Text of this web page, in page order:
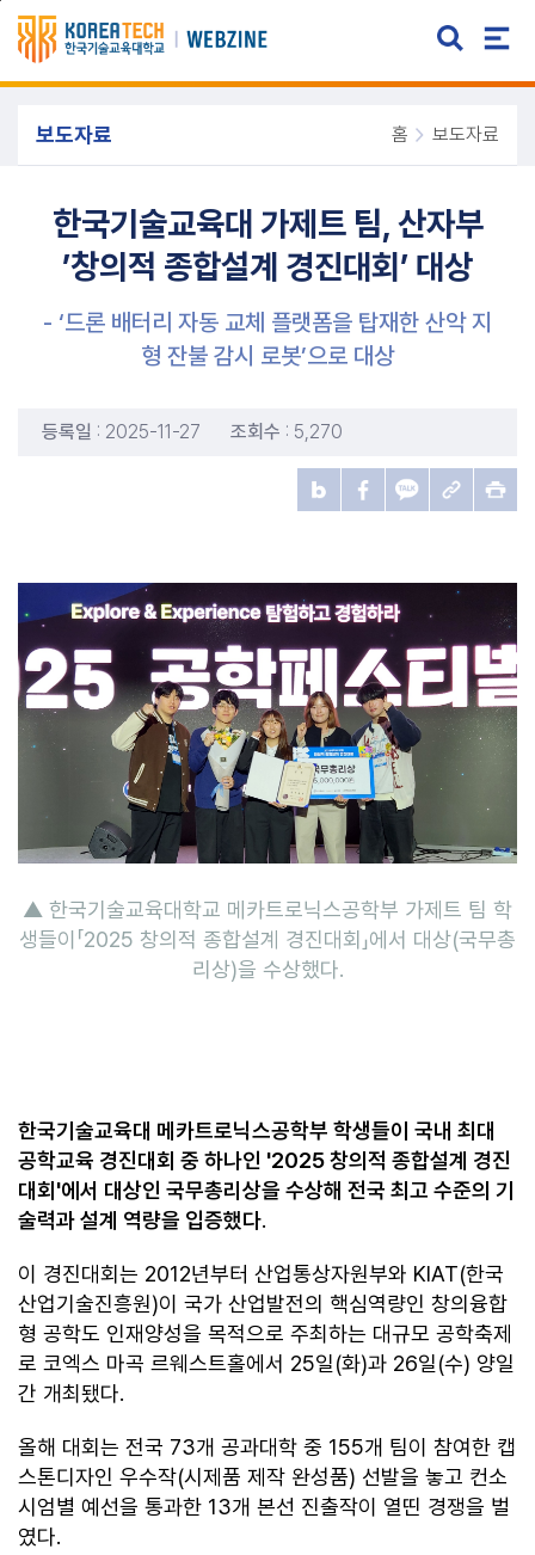
주메뉴 바로가기
본문 바로가기
보도자료 홈 보도자료
한국기술교육대 가제트 팀, 산자부
’창의적 종합설계 경진대회’ 대상
- ‘드론 배터리 자동 교체 플랫폼을 탑재한 산악 지
형 잔불 감시 로봇’으로 대상
등록일 : 2025-11-27 조회수 : 5,270
▲ 한국기술교육대학교 메카트로닉스공학부 가제트 팀 학
생들이「2025 창의적 종합설계 경진대회」에서 대상(국무총
리상)을 수상했다.
한국기술교육대 메카트로닉스공학부 학생들이 국내 최대
공학교육 경진대회 중 하나인 '2025 창의적 종합설계 경진
대회'에서 대상인 국무총리상을 수상해 전국 최고 수준의 기
술력과 설계 역량을 입증했다.
이 경진대회는 2012년부터 산업통상자원부와 KIAT(한국
산업기술진흥원)이 국가 산업발전의 핵심역량인 창의융합
형 공학도 인재양성을 목적으로 주최하는 대규모 공학축제
로 코엑스 마곡 르웨스트홀에서 25일(화)과 26일(수) 양일
간 개최됐다.
올해 대회는 전국 73개 공과대학 중 155개 팀이 참여한 캡
스톤디자인 우수작(시제품 제작 완성품) 선발을 놓고 컨소
시엄별 예선을 통과한 13개 본선 진출작이 열띤 경쟁을 벌
였다.